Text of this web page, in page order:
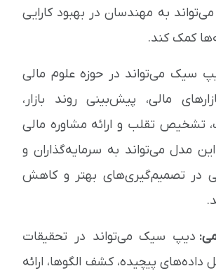
به مهندسان در بهبود کارایی
کمک کند.
سیک می‌تواند در حوزه علوم مالی
مالی، پیش‌بینی روند بازار،
تشخیص تقلب و ارائه مشاوره مالی
مدل می‌تواند به سرمایه‌گذاران و
در تصمیم‌گیری‌های بهتر و کاهش
دیپ سیک می‌تواند در تحقیقات
داده‌های پیچیده، کشف الگوها، ارائه